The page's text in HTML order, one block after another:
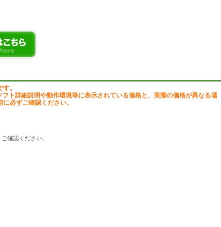
期限は、「1年6か月」です。
いただけます。
の通りです。
十六(二)、別表十六(六)、別表十六(七)、別表十六(八)
(前渡金)、棚卸資産、有価証券、買掛金(未払金・未払費用)、
支払利子、売上高等の事業所別、役員報酬手当等及び人件費、
(簡易課税用)、付表2、付表5
。
ト詳細説明や動作環境等に表示されている価格と、実際の価格が異なる場
必ずご確認ください。
確認ください。